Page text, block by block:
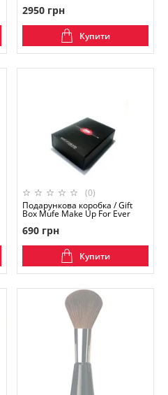
2950 грн
Купити
(0)
Подарункова коробка / Gift
Box Mufe Make Up For Ever
690 грн
Купити